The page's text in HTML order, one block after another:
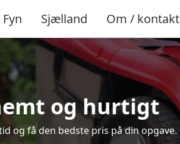
Fyn Sjælland Om / kontakt
og hurtigt
og få den bedste pris på din opgave.